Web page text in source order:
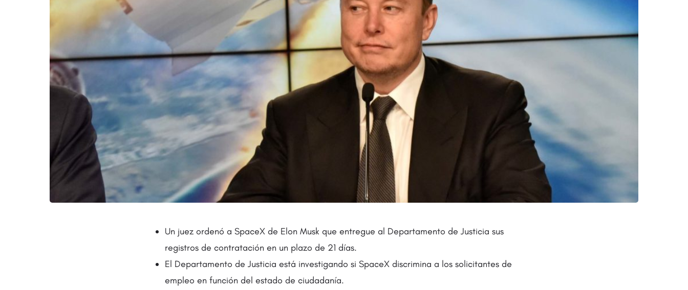
Un juez ordenó a SpaceX de Elon Musk que entregue al Departamento de Justicia sus
registros de contratación en un plazo de 21 días.
El Departamento de Justicia está investigando si SpaceX discrimina a los solicitantes de
empleo en función del estado de ciudadanía.